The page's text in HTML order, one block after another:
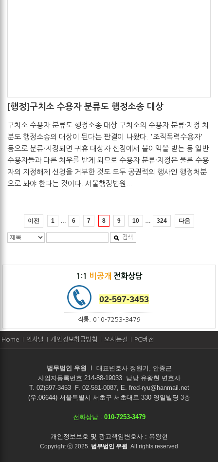
[행정]구치소 수용자 분류도 행정소송 대상
구치소 수용자 분류도 행정소송 대상 구치소의 수용자 분류·지정 처
분도 행정소송의 대상이 된다는 판결이 나왔다. '조직폭력수용자'
등으로 분류·지정되면 귀휴 대상자 선정에서 불이익을 받는 등 일반
수용자들과 다른 처우를 받게 되므로 수용자 분류·지정은 물론 수용
자의 지정해제 신청을 거부한 것도 모두 공권력의 행사인 행정처분
으로 봐야 한다는 것이다. 서울행정법원...
이전 1 6 7 8 9 10 324 다음
검색
1:1 비공개 전화상담
02-597-3453
직통. 010-7253-3479
Home 인사말 개인정보취급방침 오시는길 PC버전
법무법인 우원 I 대표변호사 정원기, 안종근
사업자등록번호 214-88-19033 담당 유왕현 변호사
T. 02)597-3453 F. 02-581-0087, E. fred-ryu@hanmail.net
(우.06644) 서울특별시 서초구 서초대로 330 영일빌딩 3층
전화상담 : 010-7253-3479
개인정보보호 및 광고책임변호사 : 유왕현
Copyright ⓒ 2025. 법무법인 우원 All rights reserved